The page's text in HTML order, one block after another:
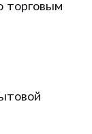
торговым